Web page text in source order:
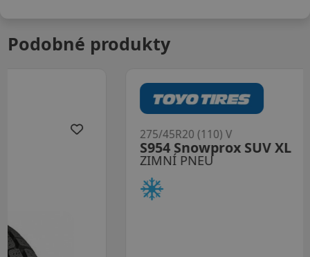
Podobné produkty
S954 Snowprox SUV XL
275/45R20 (110) V